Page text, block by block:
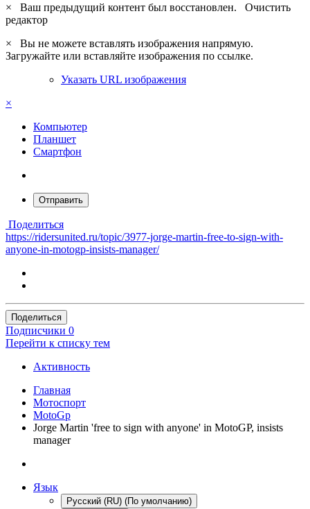
×
Ваш предыдущий контент был восстановлен. Очистить
редактор
×
Вы не можете вставлять изображения напрямую.
Загружайте или вставляйте изображения по ссылке.
Указать URL изображения
×
Компьютер
Планшет
Смартфон
Отправить
Поделиться
https://ridersunited.ru/topic/3977-jorge-martin-free-to-sign-with-
anyone-in-motogp-insists-manager/
Поделиться
Подписчики 0
Перейти к списку тем
Активность
Главная
Мотоспорт
MotoGp
Jorge Martin 'free to sign with anyone' in MotoGP, insists
manager
Язык
Русский (RU) (По умолчанию)